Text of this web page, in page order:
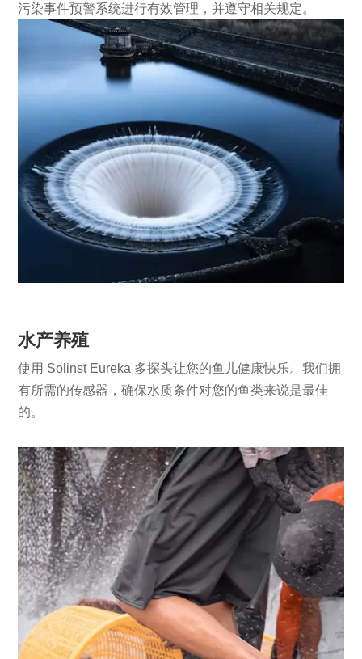
污染事件预警系统进行有效管理，并遵守相关规定。
水产养殖
使用 Solinst Eureka 多探头让您的鱼儿健康快乐。我们拥
有所需的传感器，确保水质条件对您的鱼类来说是最佳
的。